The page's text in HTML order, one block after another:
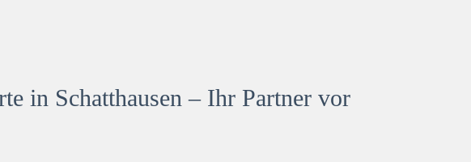
in Schatthausen – Ihr Partner vor